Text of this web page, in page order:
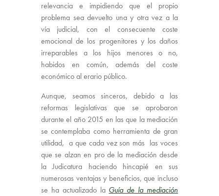
relevancia e impidiendo que el propio
problema sea devuelto una y otra vez a la
vía judicial, con el consecuente coste
emocional de los progenitores y los daños
irreparables a los hijos menores o no,
habidos en común, además del coste
económico al erario público.
Aunque, seamos sinceros, debido a las
reformas legislativas que se aprobaron
durante el año 2015 en las que la mediación
se contemplaba como herramienta de gran
utilidad, a que cada vez son más las voces
que se alzan en pro de la mediación desde
la Judicatura haciendo hincapié en sus
numerosas ventajas y beneficios, que incluso
se ha actualizado la Guía de la mediación